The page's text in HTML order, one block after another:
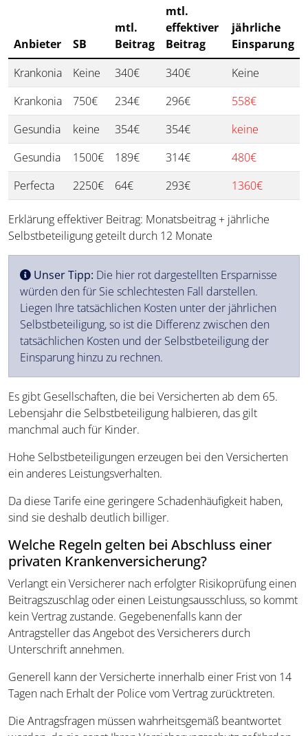
Anbieter SB
mtl.
Beitrag
mtl.
effektiver
Beitrag
jährliche
Einsparung
Krankonia
Keine 340€ 340€
Keine
Krankonia
750€ 234€ 296€
558€
Gesundia
keine 354€ 354€
keine
Gesundia
1500€ 189€ 314€
480€
Perfecta
2250€ 64€ 293€ 1360€
Erklärung effektiver Beitrag: Monatsbeitrag + jährliche
Selbstbeteiligung geteilt durch 12 Monate
Unser Tipp: Die hier rot dargestellten Ersparnisse
würden den für Sie schlechtesten Fall darstellen.
Liegen Ihre tatsächlichen Kosten unter der jährlichen
Selbstbeteiligung, so ist die Differenz zwischen den
tatsächlichen Kosten und der Selbstbeteiligung der
Einsparung hinzu zu rechnen.
Es gibt Gesellschaften, die bei Versicherten ab dem 65.
Lebensjahr die Selbstbeteiligung halbieren, das gilt
manchmal auch für Kinder.
Hohe Selbstbeteiligungen erzeugen bei den Versicherten
ein anderes Leistungsverhalten.
Da diese Tarife eine geringere Schadenhäufigkeit haben,
sind sie deshalb deutlich billiger.
Welche Regeln gelten bei Abschluss einer
privaten Krankenversicherung?
Verlangt ein Versicherer nach erfolgter Risikoprüfung einen
Beitragszuschlag oder einen Leistungsausschluss, so kommt
kein Vertrag zustande. Gegebenenfalls kann der
Antragsteller das Angebot des Versicherers durch
Unterschrift annehmen.
Generell kann der Versicherte innerhalb einer Frist von 14
Tagen nach Erhalt der Police vom Vertrag zurücktreten.
Die Antragsfragen müssen wahrheitsgemäß beantwortet